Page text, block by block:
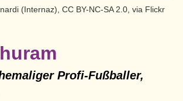
(Internaz), CC BY-NC-SA 2.0, via Flickr
Profi-Fußballer,